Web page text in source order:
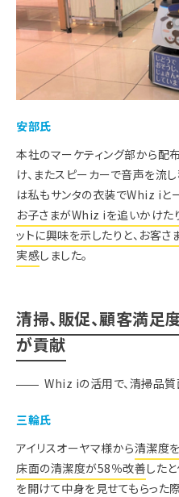
安部氏
本社のマーケティング部から
け、またスピーカーで音声を流
は私もサンタの衣装でWhiz iと
お子さまがWhiz iを追いかけた
ットに興味を示したりと、お客
実感しました。
清掃、販促、顧客満
が貢献
Whiz iの活用で、清掃品
三輪氏
アイリスオーヤマ様から清潔度
床面の清潔度が58％改善した
を開けて中身を見せてもらった際